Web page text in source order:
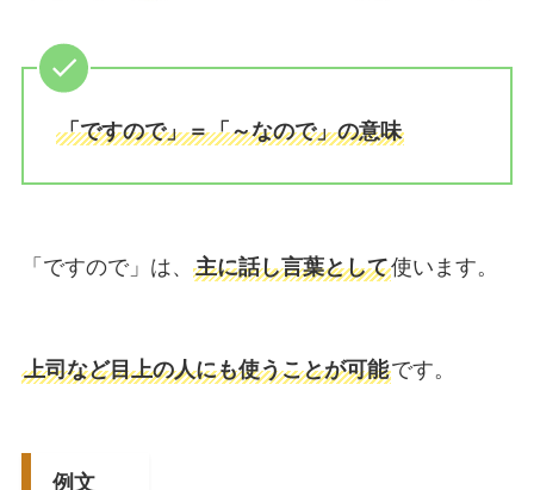
「ですので」＝「～なので」の意味
「ですので」は、 主に話し言葉として使います。
上司など目上の人にも使うことが可能です。
例文